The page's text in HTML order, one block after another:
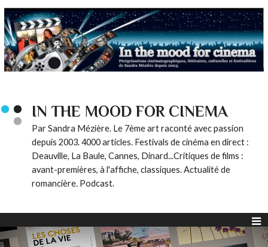
IN THE MOOD FOR CINEMA
Par Sandra Mézière. Le 7ème art raconté avec passion
depuis 2003. 4000 articles. Festivals de cinéma en direct :
Deauville, La Baule, Cannes, Dinard...Critiques de films :
avant-premières, à l'affiche, classiques. Actualité de
romancière. Podcast.